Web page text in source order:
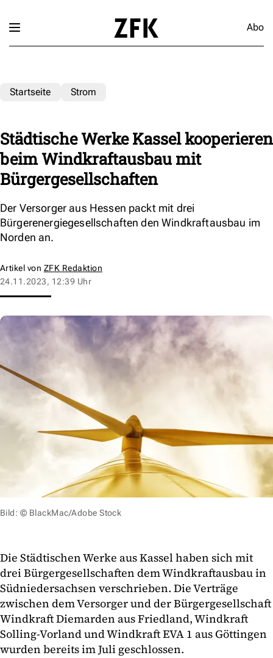
Abo
Startseite Strom
Städtische Werke Kassel kooperieren
beim Windkraftausbau mit
Bürgergesellschaften
Der Versorger aus Hessen packt mit drei
Bürgerenergiegesellschaften den Windkraftausbau im
Norden an.
Artikel von ZFK Redaktion
24.11.2023, 12:39 Uhr
Bild: © BlackMac/Adobe Stock
Die Städtischen Werke aus Kassel haben sich mit
drei Bürgergesellschaften dem Windkraftausbau in
Südniedersachsen verschrieben. Die Verträge
zwischen dem Versorger und der Bürgergesellschaft
Windkraft Diemarden aus Friedland, Windkraft
Solling-Vorland und Windkraft EVA 1 aus Göttingen
wurden bereits im Juli geschlossen.